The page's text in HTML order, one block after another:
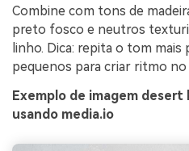
Combine com tons de
preto fosco e neutros
linho. Dica: repita o tom
pequenos para criar ritmo no
Exemplo de imagem desert
usando media.io